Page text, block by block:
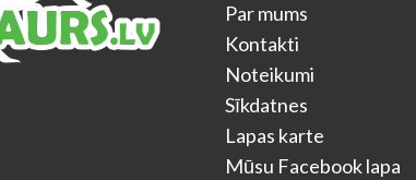
Par mums
Kontakti
Noteikumi
Sīkdatnes
Lapas karte
Mūsu Facebook lapa